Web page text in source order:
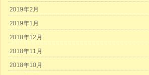
2019年2月
2019年1月
2018年12月
2018年11月
2018年10月